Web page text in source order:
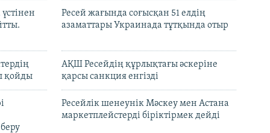
Ресей жағында соғысқан 51 елдің
азаматтары Украинада тұтқында отыр
қойды
АҚШ Ресейдің құрлықтағы әскеріне
қарсы санкция енгізді
Ресейлік шенеунік Мәскеу мен Астана
маркетплейстерді біріктірмек дейді